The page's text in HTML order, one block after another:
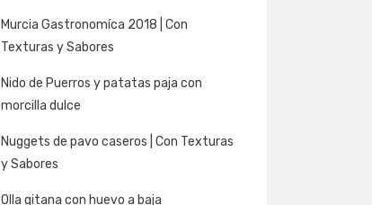
Murcia Gastronomíca 2018 | Con
Texturas y Sabores
Nido de Puerros y patatas paja con
morcilla dulce
Nuggets de pavo caseros | Con Texturas
y Sabores
Olla gitana con huevo a baja